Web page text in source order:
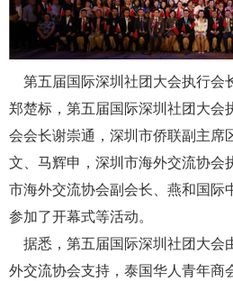
第五届国际深圳社团大会执行会
郑楚标，第五届国际深圳社团大会
会会长谢崇通，深圳市侨联副主席
文、马辉申，深圳市海外交流协会
市海外交流协会副会长、燕和国际
参加了开幕式等活动。
据悉，第五届国际深圳社团大会
外交流协会支持，泰国华人青年商